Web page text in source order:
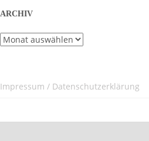
ARCHIV
Archiv
Impressum / Datenschutzerklärung